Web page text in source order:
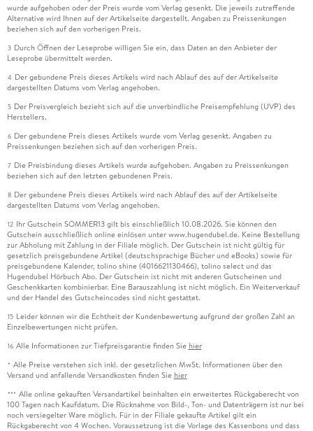
wurde aufgehoben oder der Preis wurde vom Verlag gesenkt. Die jeweils zutreffende
Alternative wird Ihnen auf der Artikelseite dargestellt. Angaben zu Preissenkungen
beziehen sich auf den vorherigen Preis.
3 Durch Öffnen der Leseprobe willigen Sie ein, dass Daten an den Anbieter der
Leseprobe übermittelt werden.
4 Der gebundene Preis dieses Artikels wird nach Ablauf des auf der Artikelseite
dargestellten Datums vom Verlag angehoben.
5 Der Preisvergleich bezieht sich auf die unverbindliche Preisempfehlung (UVP) des
Herstellers.
6 Der gebundene Preis dieses Artikels wurde vom Verlag gesenkt. Angaben zu
Preissenkungen beziehen sich auf den vorherigen Preis.
7 Die Preisbindung dieses Artikels wurde aufgehoben. Angaben zu Preissenkungen
beziehen sich auf den letzten gebundenen Preis.
8 Der gebundene Preis dieses Artikels wird nach Ablauf des auf der Artikelseite
dargestellten Datums vom Verlag angehoben.
12 Ihr Gutschein SOMMER13 gilt bis einschließlich 10.08.2026. Sie können den
Gutschein ausschließlich online einlösen unter www.hugendubel.de. Keine Bestellung
zur Abholung mit Zahlung in der Filiale möglich. Der Gutschein ist nicht gültig für
gesetzlich preisgebundene Artikel (deutschsprachige Bücher und eBooks) sowie für
preisgebundene Kalender, tolino shine (4016621130466), tolino select und das
Hugendubel Hörbuch Abo. Der Gutschein ist nicht mit anderen Gutscheinen und
Geschenkkarten kombinierbar. Eine Barauszahlung ist nicht möglich. Ein Weiterverkauf
und der Handel des Gutscheincodes sind nicht gestattet.
15 Leider können wir die Echtheit der Kundenbewertung aufgrund der großen Zahl an
Einzelbewertungen nicht prüfen.
16 Alle Informationen zur Tiefpreisgarantie finden Sie hier
* Alle Preise verstehen sich inkl. der gesetzlichen MwSt. Informationen über den
Versand und anfallende Versandkosten finden Sie hier
*** Alle online gekauften Versandartikel beinhalten ein erweitertes Rückgaberecht von
100 Tagen nach Kaufdatum. Die Rücknahme von Bild-, Ton- und Datenträgern ist nur bei
noch versiegelter Ware möglich. Für in der Filiale gekaufte Artikel gilt ein
Rückgaberecht von 4 Wochen. Voraussetzung ist die Vorlage des Kassenbons und dass